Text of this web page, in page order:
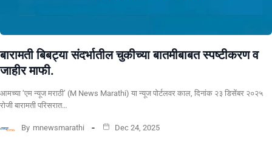
बारामती बिबट्या संदर्भातील चुकीच्या बातमीबाबत स्पष्टीकरण व
जाहीर माफी.
आमच्या ‘एम न्यूज मराठी’ (M News Marathi) या न्यूज पोर्टलवर काल, दिनांक २३ डिसेंबर २०२५
रोजी बारामती परिसरात…
By mnewsmarathi Dec 24, 2025